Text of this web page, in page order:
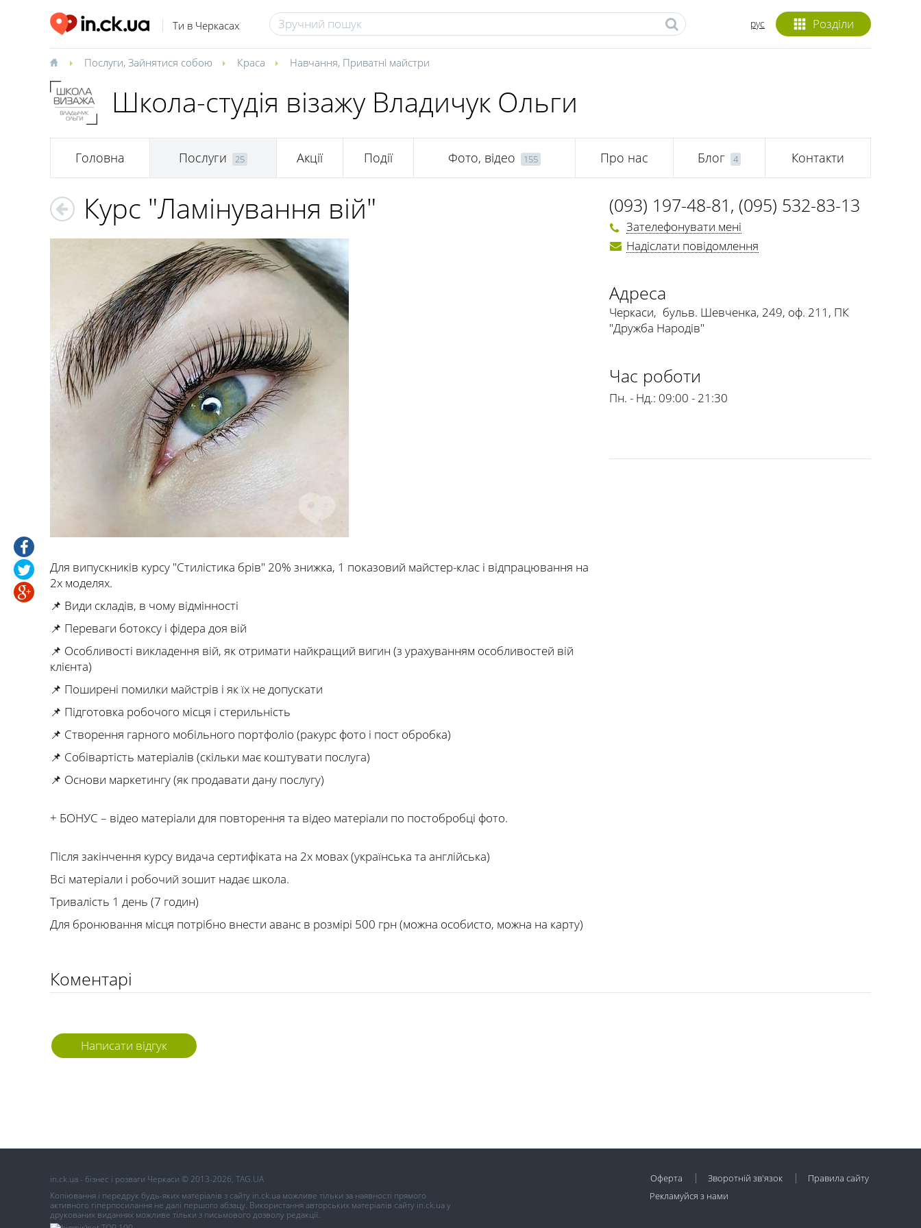
Ти в Черкасах Розділи
рус
Послуги, Зайнятися собою Краса Навчання, Приватні майстри
Школа-студія візажу Владичук Ольги
Головна Послуги 25 Акції Події Фото, відео 155 Про нас Блог 4 Контакти
Курс "Ламінування вій"
Для випускників курсу "Стилістика брів" 20% знижка, 1 показовий майстер-клас і відпрацювання на
2х моделях.
📌 Види складів, в чому відмінності
📌 Переваги ботоксу і фідера доя вій
📌 Особливості викладення вій, як отримати найкращий вигин (з урахуванням особливостей вій
клієнта)
📌 Поширені помилки майстрів і як їх не допускати
📌 Підготовка робочого місця і стерильність
📌 Створення гарного мобільного портфоліо (ракурс фото і пост обробка)
📌 Собівартість матеріалів (скільки має коштувати послуга)
📌 Основи маркетингу (як продавати дану послугу)
+ БОНУС – відео матеріали для повторення та відео матеріали по постобробці фото.
Після закінчення курсу видача сертифіката на 2х мовах (українська та англійська)
Всі матеріали і робочий зошит надає школа.
Тривалість 1 день (7 годин)
Для бронювання місця потрібно внести аванс в розмірі 500 грн (можна особисто, можна на карту)
(093) 197-48-81, (095) 532-83-13
Зателефонувати мені
Надіслати повідомлення
Адреса
Черкаси, бульв. Шевченка, 249, оф. 211, ПК
"Дружба Народів"
Час роботи
Пн. - Нд.: 09:00 - 21:30
Коментарі
Написати відгук
Оферта Зворотній зв'язок
Правила сайту
Рекламуйся з нами
in.ck.ua - бізнес і розваги Черкаси © 2013-2026, TAG.UA
Копіювання і передрук будь-яких матеріалів з сайту in.ck.ua можливе тільки за наявності прямого
активного гіперпосилання не далі першого абзацу. Використання авторських матеріалів сайту in.ck.ua у
друкованих виданнях можливе тільки з письмового дозволу редакції.